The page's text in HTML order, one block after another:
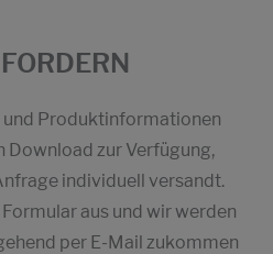
Produktinformationen
Download zur Verfügung,
individuell versandt.
aus und wir werden
per E-Mail zukommen